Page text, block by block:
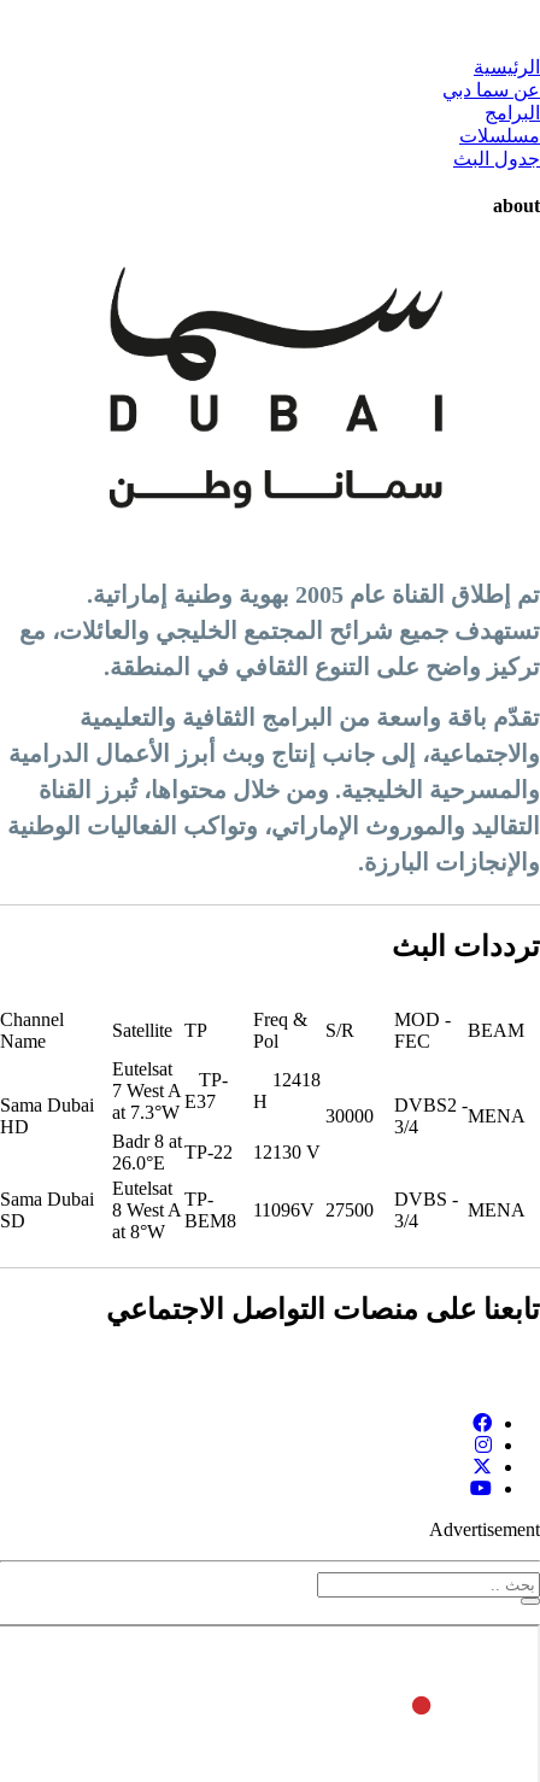
سما دبي
البث
تم إطلاق القناة عام 2005 بهوية وطنية إماراتية.
جميع شرائح المجتمع الخليجي والعائلات، مع
واضح على التنوع الثقافي في المنطقة.
باقة واسعة من البرامج الثقافية والتعليمية
إلى جانب إنتاج وبث أبرز الأعمال الدرامية
الخليجية. ومن خلال محتواها، تُبرز القناة
والموروث الإماراتي، وتواكب الفعاليات الوطنية
البارزة.
البث
Channel
Name
Satellite TP
Freq &
Pol
S/R
MOD -
FEC
BEAM
Sama Dubai
HD
Eutelsat
7 West A
at 7.3°W
TP-
E37
12418
H
30000
DVBS2 -
3/4
MENA
Badr 8 at
26.0°E
TP-22 12130 V
Sama Dubai
SD
Eutelsat
8 West A
at 8°W
TP-
BEM8
11096V 27500
DVBS -
3/4
MENA
على منصات التواصل الاجتماعي